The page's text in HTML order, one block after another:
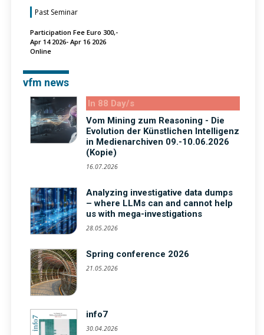
Past Seminar
Participation Fee Euro 300,-
Apr 14 2026- Apr 16 2026
Online
vfm news
In 88 Day/s
Vom Mining zum Reasoning - Die
Evolution der Künstlichen Intelligenz
in Medienarchiven 09.-10.06.2026
(Kopie)
16.07.2026
Analyzing investigative data dumps
– where LLMs can and cannot help
us with mega-investigations
28.05.2026
Spring conference 2026
21.05.2026
info7
30.04.2026